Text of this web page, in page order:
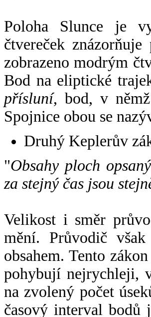
Poloha Slunce je
čtvereček
zobrazeno modrým
Bod na eliptické
přísluní, bod, v
Spojnice obou se
Druhý Keplerův
"Obsahy ploch
za stejný čas jsou
Velikost i směr
mění. Průvodič
obsahem. Tento
pohybují nejrychleji,
na zvolený počet
časový interval bodů